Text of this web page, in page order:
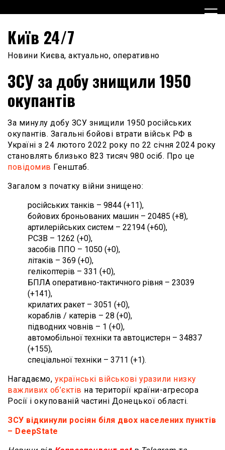
to
Київ 24/7
Новини Києва, актуально, оперативно
ЗСУ за добу знищили 1950
окупантів
За минулу добу ЗСУ знищили 1950 російських
окупантів. Загальні бойові втрати військ РФ в
Україні з 24 лютого 2022 року по 22 січня 2024 року
становлять близько 823 тисяч 980 осіб. Про це
повідомив Генштаб.
Загалом з початку війни знищено:
російських танків – 9844 (+11),
бойових броньованих машин – 20485 (+8),
артилерійських систем – 22194 (+60),
РСЗВ – 1262 (+0),
засобів ППО – 1050 (+0),
літаків – 369 (+0),
гелікоптерів – 331 (+0),
БПЛА оперативно-тактичного рівня – 23039
(+141),
крилатих ракет – 3051 (+0),
кораблів / катерів – 28 (+0),
підводних човнів – 1 (+0),
автомобільної техніки та автоцистерн – 34837
(+155),
спеціальної техніки – 3711 (+1).
Нагадаємо, українські військові уразили низку
важливих об’єктів на території країни-агресора
Росії і окупованій частині Донецької області.
ЗСУ відкинули росіян біля двох населених пунктів
– DeepState